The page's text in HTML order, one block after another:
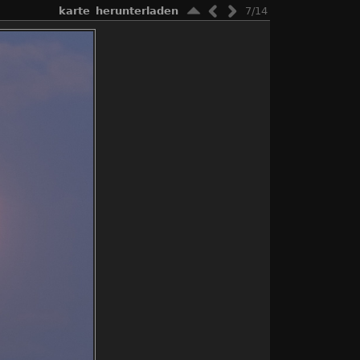
7/14
herunterladen
karte